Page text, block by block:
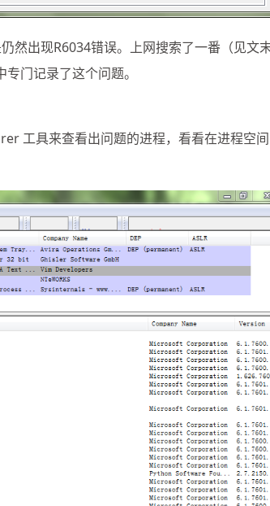
出现R6034错误。上网搜索了一番（见文
门记录了这个问题。
工具来查看出问题的进程，看看在进程空